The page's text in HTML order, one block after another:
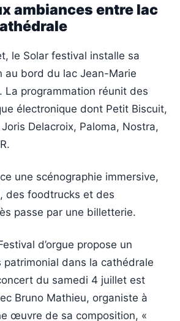
ambiances entre lac
le Solar festival installe sa
au bord du lac Jean-Marie
La programmation réunit des
électronique dont Petit Biscuit,
Delacroix, Paloma, Nostra,
une scénographie immersive,
des foodtrucks et des
passe par une billetterie.
d’orgue propose un
patrimonial dans la cathédrale
du samedi 4 juillet est
Bruno Mathieu, organiste à
œuvre de sa composition, «